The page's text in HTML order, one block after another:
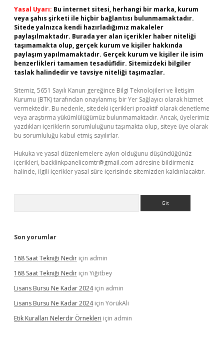
Yasal Uyarı: Bu internet sitesi, herhangi bir marka, kurum
veya şahıs şirketi ile hiçbir bağlantısı bulunmamaktadır.
Sitede yalnızca kendi hazırladığımız makaleler
paylaşılmaktadır. Burada yer alan içerikler haber niteliği
taşımamakta olup, gerçek kurum ve kişiler hakkında
paylaşım yapılmamaktadır. Gerçek kurum ve kişiler ile isim
benzerlikleri tamamen tesadüfidir. Sitemizdeki bilgiler
taslak halindedir ve tavsiye niteliği taşımazlar.
Sitemiz, 5651 Sayılı Kanun gereğince Bilgi Teknolojileri ve İletişim
Kurumu (BTK) tarafından onaylanmış bir Yer Sağlayıcı olarak hizmet
vermektedir. Bu nedenle, sitedeki içerikleri proaktif olarak denetleme
veya araştırma yükümlülüğümüz bulunmamaktadır. Ancak, üyelerimiz
yazdıkları içeriklerin sorumluluğunu taşımakta olup, siteye üye olarak
bu sorumluluğu kabul etmiş sayılırlar.
Hukuka ve yasal düzenlemelere aykırı olduğunu düşündüğünüz
içerikleri, backlinkpanelicomtr@gmail.com adresine bildirmeniz
halinde, ilgili içerikler yasal süre içerisinde sitemizden kaldırılacaktır.
Son yorumlar
168 Saat Tekniği Nedir için admin
168 Saat Tekniği Nedir için Yiğitbey
Lisans Bursu Ne Kadar 2024için admin
Lisans Bursu Ne Kadar 2024için YörükAli
Etik Kuralları Nelerdir Örnekleri için admin